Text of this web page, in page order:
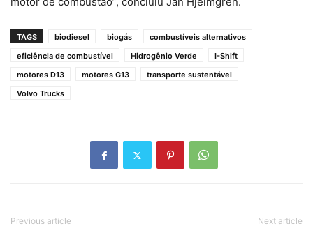
TAGS biodiesel biogás
combustíveis alternativos
eficiência de combustível
Hidrogênio Verde
I-Shift
motores D13
motores G13
transporte sustentável
Volvo Trucks
Previous article Next article